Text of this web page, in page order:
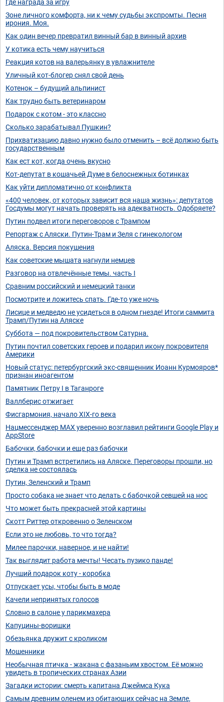
Где награда за игру
Зоне личного комфорта, ни к чему судьбы экспромты. Песня
ирония. Моя.
Как один вечер превратил винный бар в винный архив
У котика есть чему научиться
Реакция котов на валерьянку в увлажнителе
Уличный кот-блогер снял свой день
Котенок – будущий альпинист
Как трудно быть ветеринаром
Подарок с котом - это классно
Сколько зарабатывал Пушкин?
Прихватизацию давно нужно было отменить – всё должно быть
государственным
Как ест кот, когда очень вкусно
Кот-депутат в кошачьей Думе в белоснежных ботинках
Как уйти дипломатично от конфликта
«400 человек, от которых зависит вся наша жизнь»: депутатов
Госдумы могут начать проверять на адекватность. Одобряете?
Путин подвел итоги переговоров с Трампом
Репортаж с Аляски. Путин-Трам и Зеля с гинекологом
Аляска. Версия покушения
Как советские мышата нагнули немцев
Разговор на отвлечённые темы. часть I
Сравним российский и немецкий танки
Посмотрите и ложитесь спать. Где-то уже ночь
Лисице и медведю не усидеться в одном гнезде! Итоги саммита
Трамп/Путин на Аляске
Суббота — под покровительством Сатурна.
Путин почтил советских героев и подарил икону покровителя
Америки
Новый статус: петербургский экс-священник Иоанн Курмояров*
признан иноагентом
Памятник Петру I в Таганроге
Валлберис отжигает
Фисгармония, начало XIX-го века
Нацмессенджер MAX уверенно возглавил рейтинги Google Play и
AppStore
Бабочки, бабочки и еще раз бабочки
Путин и Трамп встретились на Аляске. Переговоры прошли, но
сделка не состоялась
Путин, Зеленский и Трамп
Просто собака не знает что делать с бабочкой севшей на нос
Что может быть прекрасней этой картины
Скотт Риттер откровенно о Зеленском
Если это не любовь, то что тогда?
Милее парочки, наверное, и не найти!
Так выглядит работа мечты! Чесать пузико панде!
Лучший подарок коту - коробка
Отпускает усы, чтобы быть в моде
Качели непринятых голосов
Словно в салоне у парикмахера
Капуцины-воришки
Обезьянка дружит с кроликом
Мошенники
Необычная птичка - жакана с фазаньим хвостом. Её можно
увидеть в тропических странах Азии
Загадки истории: смерть капитана Джеймса Кука
Самым древним оленем из обитающих сейчас на Земле,